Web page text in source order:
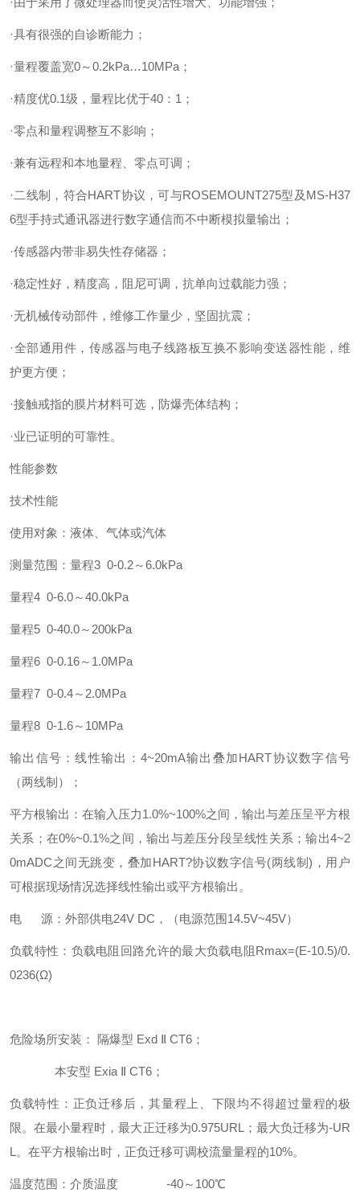
·具有很强的自诊断能力；
·量程覆盖宽0～0.2kPa…10MPa；
·精度优0.1级，量程比优于40：1；
·零点和量程调整互不影响；
·兼有远程和本地量程、零点可调；
·二线制，符合HART协议，可与ROSEMOUNT275型及MS-H37
6型手持式通讯器进行数字通信而不中断模拟量输出；
·传感器内带非易失性存储器；
·稳定性好，精度高，阻尼可调，抗单向过载能力强；
·无机械传动部件，维修工作量少，坚固抗震；
·全部通用件，传感器与电子线路板互换不影响变送器性能，维
护更方便；
·接触戒指的膜片材料可选，防爆壳体结构；
·业已证明的可靠性。
性能参数
技术性能
使用对象：液体、气体或汽体
测量范围：量程3 0-0.2～6.0kPa
量程4 0-6.0～40.0kPa
量程5 0-40.0～200kPa
量程6 0-0.16～1.0MPa
量程7 0-0.4～2.0MPa
量程8 0-1.6～10MPa
输出信号：线性输出：4~20mA输出叠加HART协议数字信号
（两线制）；
平方根输出：在输入压力1.0%~100%之间，输出与差压呈平方根
关系；在0%~0.1%之间，输出与差压分段呈线性关系；输出4~2
0mADC之间无跳变，叠加HART?协议数字信号(两线制)，用户
可根据现场情况选择线性输出或平方根输出。
电 源：外部供电24V DC，（电源范围14.5V~45V）
负载特性：负载电阻回路允许的最大负载电阻Rmax=(E-10.5)/0.
0236(Ω)
危险场所安装： 隔爆型 Exd Ⅱ CT6；
本安型 Exia Ⅱ CT6；
负载特性：正负迁移后，其量程上、下限均不得超过量程的极
限。在最小量程时，最大正迁移为0.975URL；最大负迁移为-UR
L。在平方根输出时，正负迁移可调校流量量程的10%。
温度范围：介质温度 -40～100℃